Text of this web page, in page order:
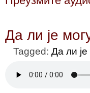
Да ли је
Tagged: Да ли је